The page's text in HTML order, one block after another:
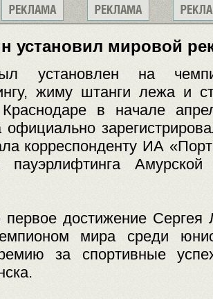
установил мировой
установлен на
жиму штанги лежа и
в начале
официально
корреспонденту ИА
пауэрлифтинга Амурской
достижение
мира среди
за спортивные